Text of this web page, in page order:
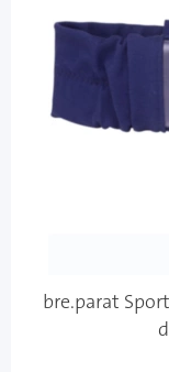
bre.parat